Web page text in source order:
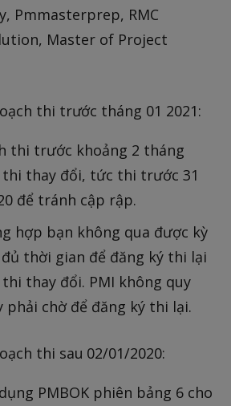
Pmmasterprep, RMC
Master of Project
thi trước tháng 01 2021:
thi trước khoảng 2 tháng
thay đổi, tức thi trước 31
để tránh cập rập.
hợp bạn không qua được kỳ
thời gian để đăng ký thi lại
thay đổi. PMI không quy
phải chờ để đăng ký thi lại.
thi sau 02/01/2020:
PMBOK phiên bảng 6 cho